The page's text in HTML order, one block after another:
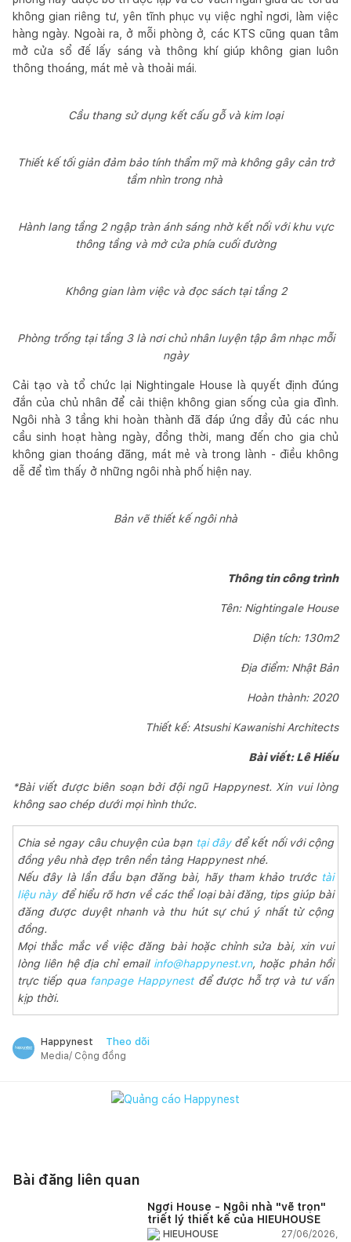
không gian riêng tư, yên tĩnh phục vụ việc nghỉ ngơi, làm việc
hàng ngày. Ngoài ra, ở mỗi phòng ở, các KTS cũng quan tâm
mở cửa sổ đế lấy sáng và thông khí giúp không gian luôn
thông thoáng, mát mẻ và thoải mái.
Cầu thang sử dụng kết cấu gỗ và kim loại
Thiết kế tối giản đảm bảo tính thẩm mỹ mà không gây cản trở
tầm nhìn trong nhà
Hành lang tầng 2 ngập tràn ánh sáng nhờ kết nối với khu vực
thông tầng và mở cửa phía cuối đường
Không gian làm việc và đọc sách tại tầng 2
Phòng trống tại tầng 3 là nơi chủ nhân luyện tập âm nhạc mỗi
ngày
Cải tạo và tổ chức lại Nightingale House là quyết định đúng
đắn của chủ nhân để cải thiện không gian sống của gia đình.
Ngôi nhà 3 tầng khi hoàn thành đã đáp ứng đầy đủ các nhu
cầu sinh hoạt hàng ngày, đồng thời, mang đến cho gia chủ
không gian thoáng đãng, mát mẻ và trong lành - điều không
dễ để tìm thấy ở những ngôi nhà phố hiện nay.
Bản vẽ thiết kế ngôi nhà
Thông tin công trình
Tên: Nightingale House
Diện tích: 130m2
Địa điểm: Nhật Bản
Hoàn thành: 2020
Thiết kế: Atsushi Kawanishi Architects
Bài viết: Lê Hiếu
*Bài viết được biên soạn bởi đội ngũ Happynest. Xin vui lòng
không sao chép dưới mọi hình thức.
Chia sẻ ngay câu chuyện của bạn tại đâyđể kết nối với cộng
đồng yêu nhà đẹp trên nền tảng Happynest nhé.
Nếu đây là lần đầu bạn đăng bài, hãy tham khảo trướctài
liệu này để hiểu rõ hơn về các thể loại bài đăng, tips giúp bài
đăng được duyệt nhanh và thu hút sự chú ý nhất từ cộng
đồng.
Mọi thắc mắc về việc đăng bài hoặc chỉnh sửa bài, xin vui
lòng liên hệ địa chỉ email info@happynest.vn, hoặc phản hồi
trực tiếp qua fanpage Happynestđể được hỗ trợ và tư vấn
kịp thời.
Happynest Theo dõi
Media/ Cộng đồng
Bài đăng liên quan
Ngơi House - Ngôi nhà "vẽ trọn"
triết lý thiết kế của HIEUHOUSE
HIEUHOUSE
27/06/2026,